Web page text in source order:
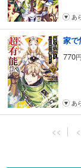
あ
770
あ
<< <